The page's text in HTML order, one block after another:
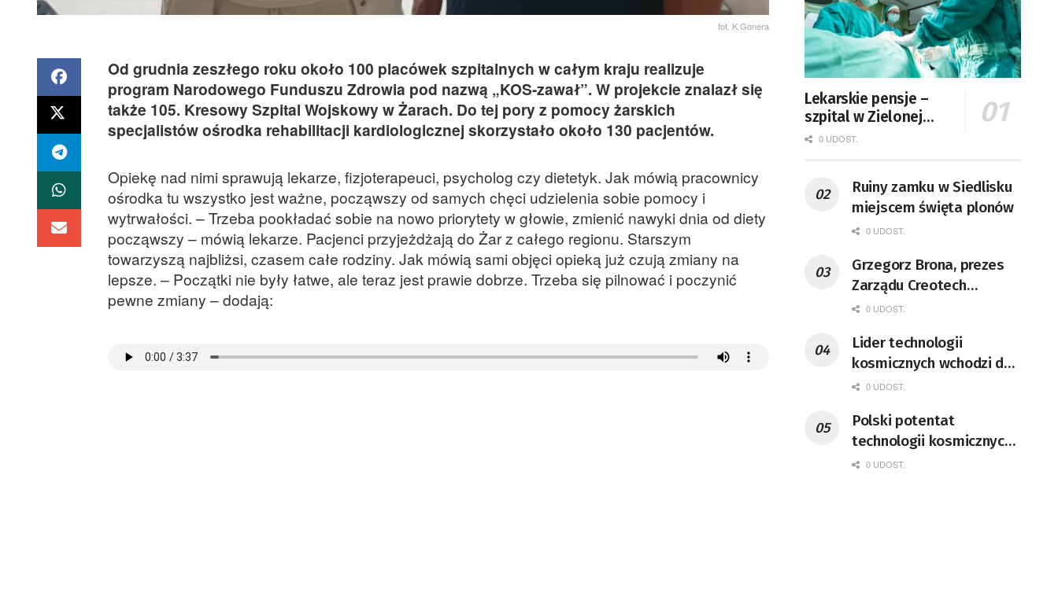
fot. K.Gonera
Od grudnia zeszłego roku około 100 placówek szpitalnych w całym kraju realizuje
program Narodowego Funduszu Zdrowia pod nazwą „KOS-zawał”. W projekcie znalazł się
także 105. Kresowy Szpital Wojskowy w Żarach. Do tej pory z pomocy żarskich
specjalistów ośrodka rehabilitacji kardiologicznej skorzystało około 130 pacjentów.
Opiekę nad nimi sprawują lekarze, fizjoterapeuci, psycholog czy dietetyk. Jak mówią pracownicy
ośrodka tu wszystko jest ważne, począwszy od samych chęci udzielenia sobie pomocy i
wytrwałości. – Trzeba pookładać sobie na nowo priorytety w głowie, zmienić nawyki dnia od diety
począwszy – mówią lekarze. Pacjenci przyjeżdżają do Żar z całego regionu. Starszym
towarzyszą najbliżsi, czasem całe rodziny. Jak mówią sami objęci opieką już czują zmiany na
lepsze. – Początki nie były łatwe, ale teraz jest prawie dobrze. Trzeba się pilnować i poczynić
pewne zmiany – dodają:
Lekarskie pensje –
szpital w Zielonej
Górze podaje dane
0 UDOST.
Ruiny zamku w Siedlisku
miejscem święta plonów
0 UDOST.
Grzegorz Brona, prezes
Zarządu Creotech
Instruments S.A. Fizyk,
pracownik CERN w
Genewie, przedsiębiorca i
nauczyciel akademicki,
fizycznych, koordynator
Rady Sektorowej ds.
Kompetencji Przemysłu
0 UDOST.
Lider technologii
kosmicznych wchodzi do
Lubuskiego
0 UDOST.
Polski potentat
technologii kosmicznych
wprowadzi się do Zielonej
0 UDOST.